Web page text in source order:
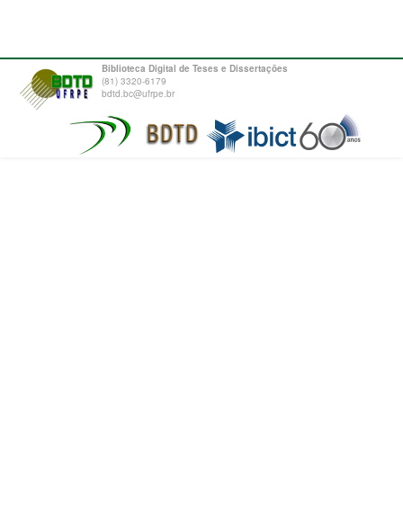
Biblioteca Digital de Teses e Dissertações
(81) 3320-6179
bdtd.bc@ufrpe.br